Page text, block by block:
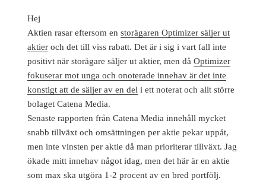
Hej
Aktien rasar eftersom enstorägaren Optimizer säljer ut
aktier och det till viss rabatt. Det är i sig i vart fall inte
positivt när storägare säljer ut aktier, men dåOptimizer
fokuserar mot unga och onoterade innehav är det inte
konstigt att de säljer av en del i ett noterat och allt större
bolaget Catena Media.
Senaste rapporten från Catena Media innehåll mycket
snabb tillväxt och omsättningen per aktie pekar uppåt,
men inte vinsten per aktie då man prioriterar tillväxt. Jag
ökade mitt innehav något idag, men det här är en aktie
som max ska utgöra 1-2 procent av en bred portfölj.